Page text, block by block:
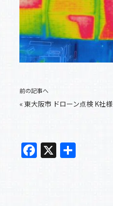
前の記事へ
« 東大阪市 ドローン点検 K社様
F X